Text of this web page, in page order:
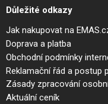
Důležité odkazy
Jak nakupovat na
Doprava a platba
Obchodní podmínky
Reklamační řád a postup
Zásady zpracování
Aktuální ceník